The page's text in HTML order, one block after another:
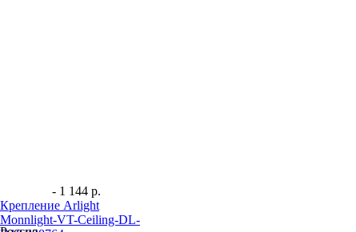
- 1 144 р.
Крепление Arlight
Monnlight-VT-Ceiling-DL-